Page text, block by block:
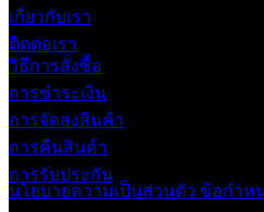
เกี่ยวกับเรา
ติดต่อเรา
วิธีการสั่งซื้อ
การชำระเงิน
การจัดส่งสินค้า
การคืนสินค้า
การรับประกัน
นโยบายความเป็นส่วนตัว ข้อกำห